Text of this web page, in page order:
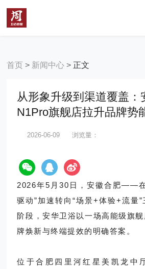
首页 > 新闻中心> 正文
从形象升级到渠道覆盖：
N1Pro旗舰店拉升品牌势
2026-06-09 浏览量：
2026年5月30日，安徽合肥——
驱动”加速转向“场景+体验+流量
阶段，安华卫浴以一场高能级旗
牌焕新与终端提效的明确答案。
位于合肥四里河红星美凯龙中